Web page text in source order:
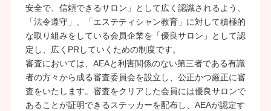
安全で、信頼できるサロン」として広く認識されるよう、
「法令遵守」、「エステティシャン教育」に対して積極的
な取り組みをしている会員企業を「優良サロン」として認
定し、広くPRしていくための制度です。
審査においては、AEAと利害関係のない第三者である有識
者の方々から成る審査委員会を設立し、公正かつ厳正に審
査をいたします。審査をクリアした会員には優良サロンで
あることが証明できるステッカーを配布し、AEAが認定す